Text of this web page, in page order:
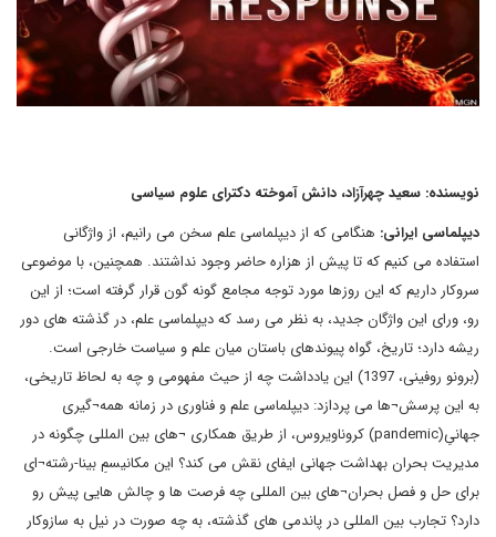
نویسنده: سعید چهرآزاد، دانش آموخته دکترای علوم سیاسی
دیپلماسی ایرانی: هنگامی که از دیپلماسی علم سخن می رانیم، از واژگانی
استفاده می کنیم که تا پیش از هزاره حاضر وجود نداشتند. همچنین، با موضوعی
سروکار داریم که این روزها مورد توجه مجامع گونه گون قرار گرفته است؛ از این
رو، ورای این واژگان جدید، به نظر می رسد که دیپلماسی علم، در گذشته های دور
ریشه دارد؛ تاریخ، گواه پیوندهای باستان میان علم و سیاست خارجی است.
(برونو روفینی، 1397) این یادداشت چه از حیث مفهومی و چه به لحاظ تاریخی،
به این پرسش¬ها می پردازد: دیپلماسی علم و فناوری در زمانه همه¬گیری
جهانیِ(pandemic) کروناویروس، از طریق همکاری ¬های بین المللی چگونه در
مدیریت بحران بهداشت جهانی ایفای نقش می کند؟ این مکانیسمِ بینا-رشته¬ای
برای حل و فصل بحران¬های بین المللی چه فرصت ها و چالش هایی پیش رو
دارد؟ تجارب بین المللی در پاندمی های گذشته، به چه صورت در نیل به سازوکار